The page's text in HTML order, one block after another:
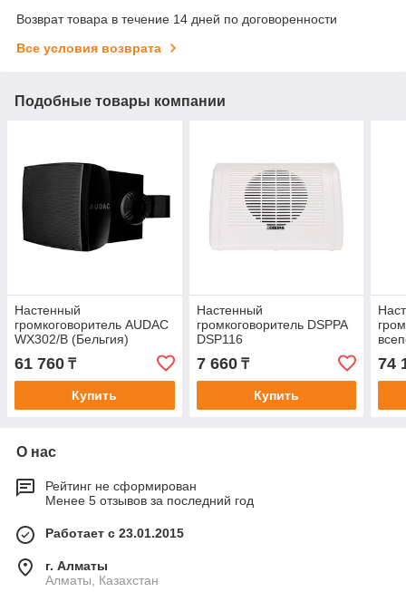
Возврат товара в течение 14 дней по договоренности
Все условия возврата
Подобные товары компании
Настенный
громкоговоритель AUDAC
WX302/B (Бельгия)
61 760 ₸
Купить
Настенный
громкоговоритель DSPPA
DSP116
7 660₸
Купить
74
О нас
Рейтинг не сформирован
Менее 5 отзывов за последний год
Работает с 23.01.2015
г. Алматы
Алматы, Казахстан